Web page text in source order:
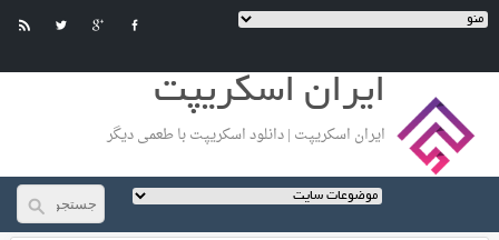
ایران اسکریپت
ایران اسکریپت | دانلود اسکریپت با طعمی دیگر